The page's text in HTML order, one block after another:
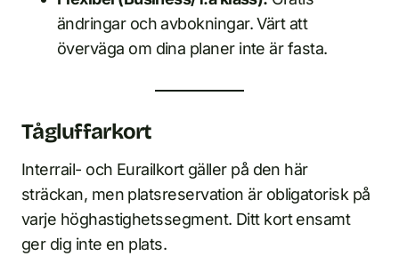
ändringar och avbokningar. Värt att
överväga om dina planer inte är fasta.
Tågluffarkort
Interrail- och Eurailkort gäller på den här
sträckan, men platsreservation är obligatorisk på
varje höghastighetssegment. Ditt kort ensamt
ger dig inte en plats.